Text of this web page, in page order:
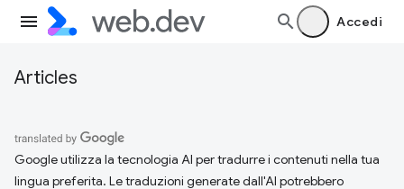
Accedi
Articles
Google utilizza la tecnologia AI per tradurre i contenuti nella tua
lingua preferita. Le traduzioni generate dall'AI potrebbero